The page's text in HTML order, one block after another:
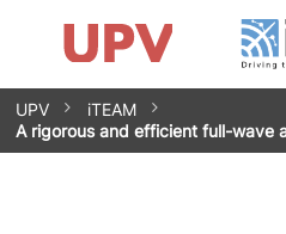
Saltar
contenido
Impacto
Grupos de investigación
Instalaciones
Spin-offs
Contacto
Prácticas
Noticias
Unidad de Igualdad
UPV
iTEAM
A rigorous and efficient full-wave